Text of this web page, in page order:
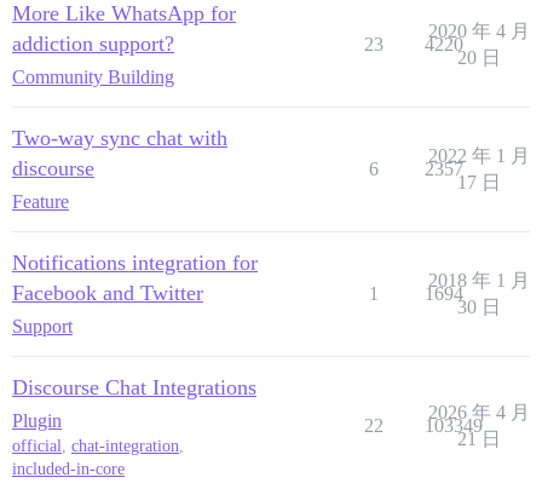
More Like WhatsApp for
addiction support?
Community Building
23 4220
2020 年 4 月
20 日
Two-way sync chat with
discourse
Feature
6 2357
2022 年 1 月
17 日
Notifications integration for
Facebook and Twitter
Support
1 1694
2018 年 1 月
30 日
Discourse Chat Integrations
Plugin
official, chat-integration,
included-in-core
22 103349
2026 年 4 月
21 日